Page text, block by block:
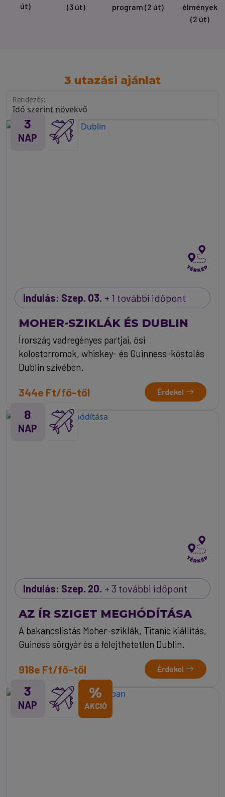
út) (3 út) program (2 út)
élmények
(2 út)
3 utazási ajánlat
Rendezés:
3
NAP
Indulás: Szep. 03. + 1 további időpont
MOHER-SZIKLÁK ÉS DUBLIN
Írország vadregényes partjai, ősi
kolostorromok, whiskey- és Guinness-kóstolás
Dublin szívében.
344e Ft/fő-től Érdekel
8
NAP
Indulás: Szep. 20. + 3 további időpont
AZ ÍR SZIGET MEGHÓDÍTÁSA
A bakancslistás Moher-sziklák, Titanic kiállítás,
Guiness sörgyár és a felejthetetlen Dublin.
918e Ft/fő-től Érdekel
3
NAP
%
AKCIÓ